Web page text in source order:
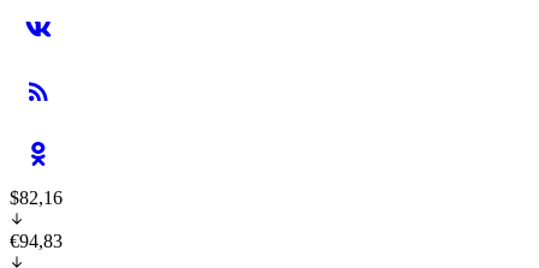
$82,16
€94,83